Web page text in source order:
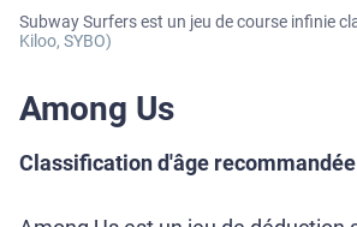
Subway Surfers est un jeu de course infinie
Kiloo, SYBO)
Among Us
Classification d'âge